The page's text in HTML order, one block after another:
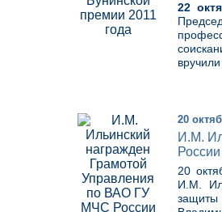
22
20
И.М.
20
И.М.
защиты